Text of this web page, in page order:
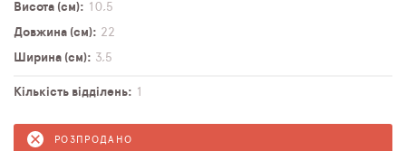
Висота (см)
10,5
Довжина (см)
22
Ширина (см)
3,5
Кількість відділень 1
РОЗПРОДАНО